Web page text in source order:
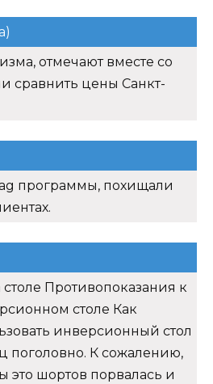
отмечают вместе со
сравнить цены Санкт-
программы, похищали
Противопоказания к
столе Как
инверсионный стол
поголовно. К сожалению,
это шортов порвалась и